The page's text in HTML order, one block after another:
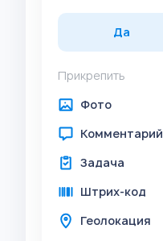
Да
Прикрепить
Фото
Комментарий
Задача
Штрих-код
Геолокация